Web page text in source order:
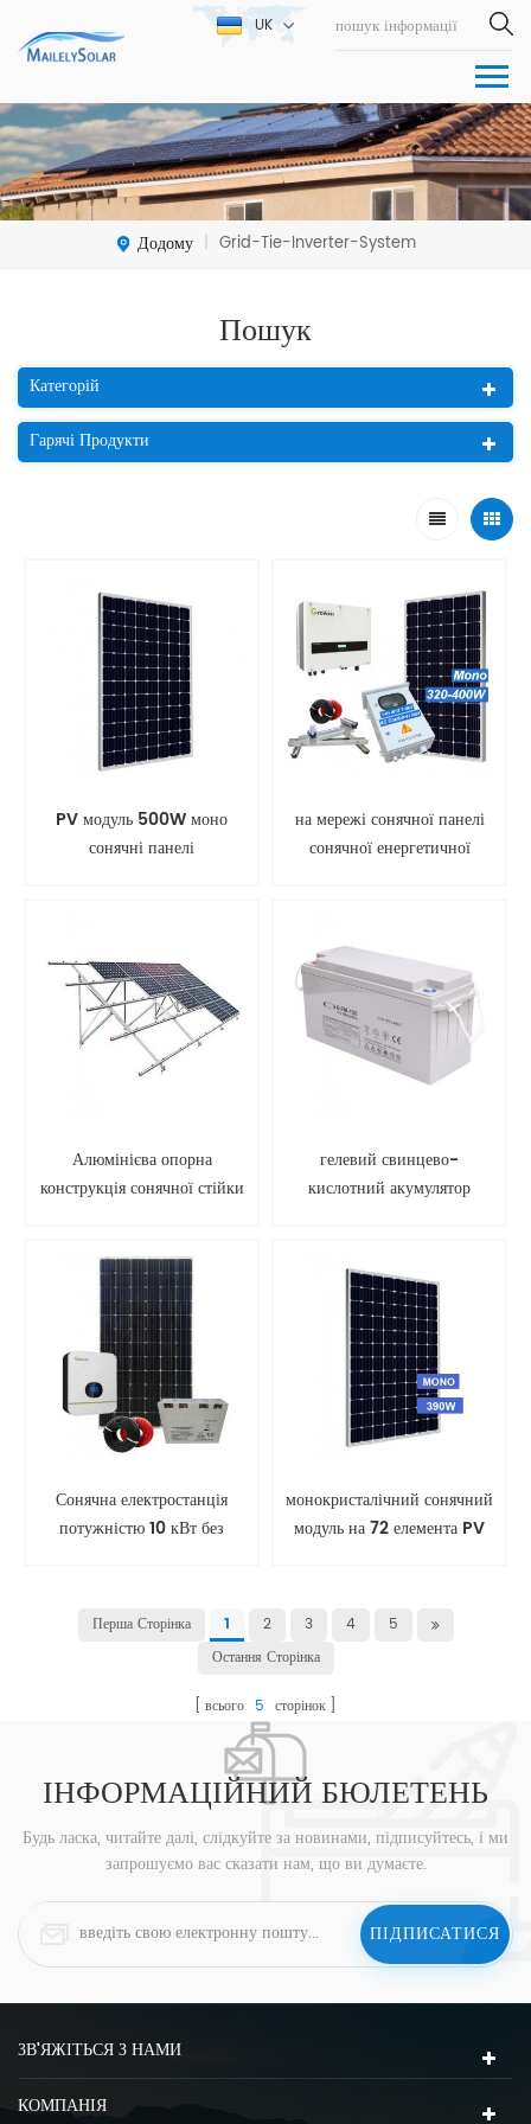
UK
Додому | Grid-Tie-Inverter-System
Пошук
Категорій
Гарячі Продукти
PV модуль 500W моно
сонячні панелі
на мережі сонячної панелі
сонячної енергетичної
Алюмінієва опорна
конструкція сонячної стійки
гелевий свинцево-
кислотний акумулятор
Сонячна електростанція
потужністю 10 кВт без
монокристалічний сонячний
модуль на 72 елемента PV
Перша Сторінка 1 2 3 4
5
Остання Сторінка
всього 5 сторінок
ІНФОРМАЦІЙНИЙ БЮЛЕТЕНЬ
Будь ласка, читайте далі, слідкуйте за новинами, підписуйтесь, і ми
запрошуємо вас сказати нам, що ви думаєте.
ЗВ'ЯЖІТЬСЯ З НАМИ
КОМПАНІЯ